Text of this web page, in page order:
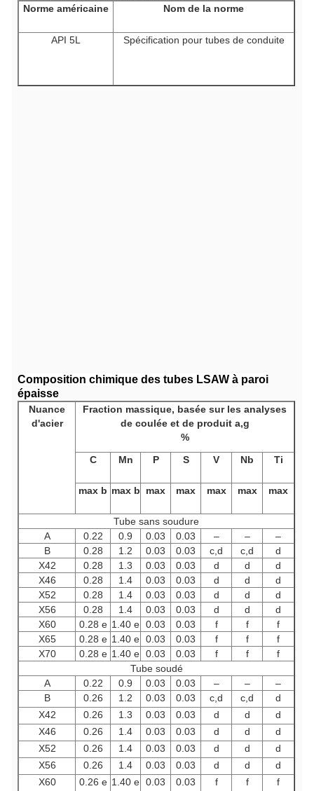
Norme américaine
Nom de la norme
API 5L Spécification pour tubes de conduite
Composition chimique des tubes LSAW à paroi
épaisse
Nuance
d'acier
Fraction massique, basée sur les analyses
de coulée et de produit a,g
%
C
Mn P S V Nb Ti
max b max b max max max max max
Tube sans soudure
A
0.22 0.9 0.03 0.03 – –
–
B
0.28 1.2 0.03 0.03 c,d c,d
d
X42
0.28 1.3 0.03 0.03 d d
d
X46
0.28 1.4 0.03 0.03 d d
d
X52
0.28 1.4 0.03 0.03 d d
d
X56
0.28 1.4 0.03 0.03 d d
d
X60
0.28 e 1.40 e 0.03 0.03 f f
f
X65
0.28 e 1.40 e 0.03 0.03 f f
f
X70
0.28 e 1.40 e 0.03 0.03 f f
f
Tube soudé
A
0.22 0.9 0.03 0.03 – –
–
B
0.26 1.2 0.03 0.03 c,d c,d
d
X42
0.26 1.3 0.03 0.03 d d
d
X46
0.26 1.4 0.03 0.03 d d
d
X52
0.26 1.4 0.03 0.03 d d
d
X56
0.26 1.4 0.03 0.03 d d
d
X60
0.26 e 1.40 e 0.03 0.03 f f f